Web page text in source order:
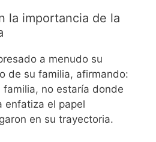
la importancia de la
a menudo su
de su familia, afirmando:
familia, no estaría donde
enfatiza el papel
en su trayectoria.